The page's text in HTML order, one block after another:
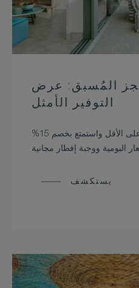
المُسبق: عرض
التوفير الأمثل
احجز معنا قبل سبع ليالٍ على الأقل واستمتع بخصم 15%
يستكشف